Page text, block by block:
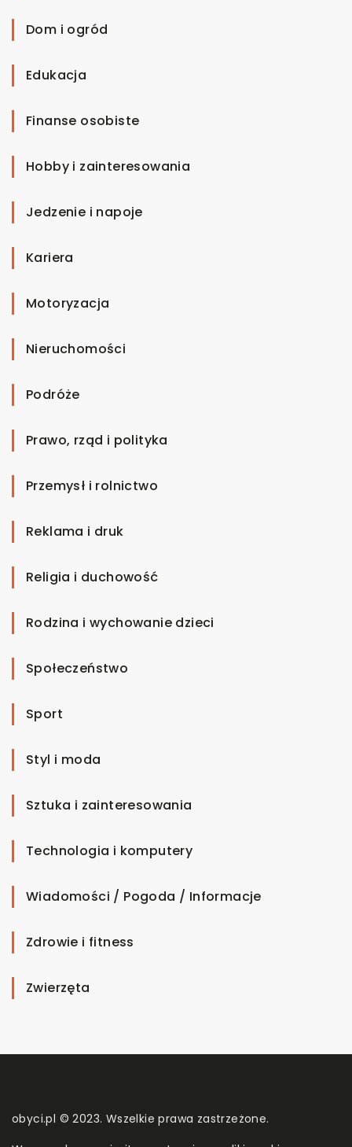
Dom i ogród
Edukacja
Finanse osobiste
Hobby i zainteresowania
Jedzenie i napoje
Kariera
Motoryzacja
Nieruchomości
Podróże
Prawo, rząd i polityka
Przemysł i rolnictwo
Reklama i druk
Religia i duchowość
Rodzina i wychowanie dzieci
Społeczeństwo
Sport
Styl i moda
Sztuka i zainteresowania
Technologia i komputery
Wiadomości / Pogoda / Informacje
Zdrowie i fitness
Zwierzęta
obyci.pl © 2023. Wszelkie prawa zastrzeżone.